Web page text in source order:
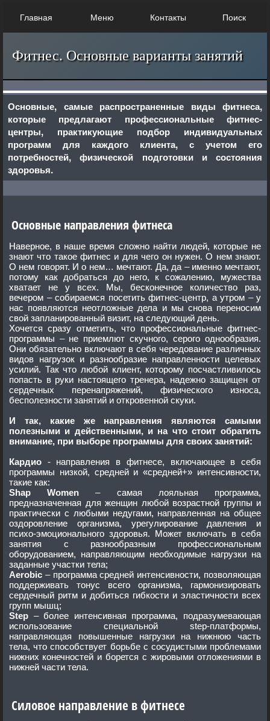
Главная Меню Контакты Поиск
Фитнес. Основные варианты занятий
Основные, самые распространенные виды фитнеса,
которые предлагают профессиональные фитнес-
центры, практикующие подбор индивидуальных
программ для каждого клиента, с учетом его
потребностей, физической подготовки и состояния
здоровья.
Основные направления фитнеса
Наверное, в наше время сложно найти людей, которые не
знают что такое фитнес и для чего он нужен. О нем знают.
О нем говорят. И о нем… мечтают. Да, да – именно мечтают,
потому как добраться до него, к сожалению, мужества
хватает не у всех. Мы, бесконечное количество раз,
вечером – собираемся посетить фитнес-центр, а утром – у
нас появляются неотложные дела и мы снова переносим
свой запланированный визит, на следующий день.
Хочется сразу отметить, что профессиональные фитнес-
программы – не приемлют скучного, серого однообразия.
Они обязательно включают в себя чередование различных
видов нагрузок и разнообразие направленности целевых
усилий. Так что любой клиент, которому посчастливилось
попасть в руки настоящего тренера, надежно защищен от
сердечных перенапряжений, физического износа,
бесполезности занятий и откровенной скуки.
И так, какие же направления являются самыми
полезными и действенными, и на что стоит обратить
внимание, при выборе программы для своих занятий:
Кардио - направления в фитнесе, включающее в себя
программы низкой, средней и «средней+» интенсивности,
такие как:
Shap Women – самая лояльная программа,
предназначенная для женщин любой возрастной группы и
практически с любыми недугами, направленная на общее
оздоровление организма, урегулирование давления и
психо-эмоционального здоровья. Может включать в себя
занятия с разнообразным профессиональным
оборудованием, направляющим необходимые нагрузки на
заданные участки тела;
Aerobic – программа средней интенсивности, позволяющая
поддерживать тонус всего организма, гармонизировать
сердечный ритм и добиться гибкости и эластичности всех
групп мышц;
Step – более интенсивная программа, подразумевающая
использование специальной step-платформы,
направляющая повышенные нагрузки на нижнюю часть
тела, что способствует борьбе с сосудистыми проблемами
нижних конечностей и борется с жировыми отложениями в
нижней части тела.
Силовое направление в фитнесе